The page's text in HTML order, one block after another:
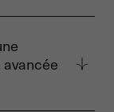
elle est
and
toute